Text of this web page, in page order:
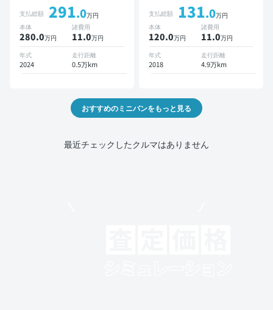
ズ 3列シート スマートキー
バックモニター ドライブレ
コーダー 衝突軽減 7人乗り
支払総額 291.0万円
本体
280.0万円
諸費用
11.0万円
年式
2024
走行距離
0.5万km
クモニター ドライブレコー
ダー 衝突軽減 両側電動ス
ライドドア
支払総額 131.0万円
本体
120.0万円
諸費用
11.0万円
年式
2018
走行距離
4.9万km
おすすめのミニバンをもっと見る
最近チェックしたクルマはありません